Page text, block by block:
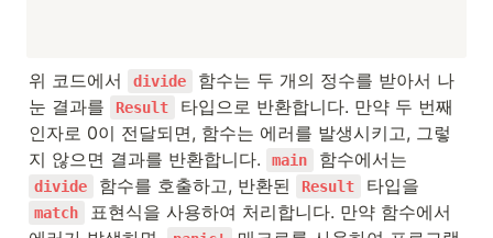
위 코드에서 divide
함수는 두 개의 정수를 받아서 나
눈 결과를
Result
타입으로 반환합니다. 만약 두 번째
인자로 0이 전달되면, 함수는 에러를 발생시키고, 그렇
지 않으면 결과를 반환합니다.
main
divide 함수를 호출하고, 반환된 Result
match
표현식을 사용하여 처리합니다. 만약 함수에서